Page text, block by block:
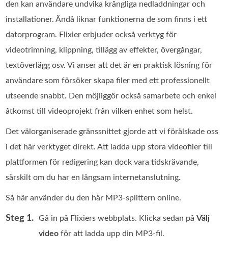
den kan användare undvika krångliga nedladdningar och
installationer. Ändå liknar funktionerna de som finns i ett
datorprogram. Flixier erbjuder också verktyg för
videotrimning, klippning, tillägg av effekter, övergångar,
textöverlägg osv. Vi anser att det är en praktisk lösning för
användare som försöker skapa filer med ett professionellt
utseende snabbt. Den möjliggör också samarbete och enkel
åtkomst till videoprojekt från vilken enhet som helst.
Det välorganiserade gränssnittet gjorde att vi förälskade oss
i det här verktyget direkt. Att ladda upp stora videofiler till
plattformen för redigering kan dock vara tidskrävande,
särskilt om du har en långsam internetanslutning.
Så här använder du den här MP3-splittern online.
Steg 1. Gå in på Flixiers webbplats. Klicka sedan påVälj
video för att ladda upp din MP3-fil.